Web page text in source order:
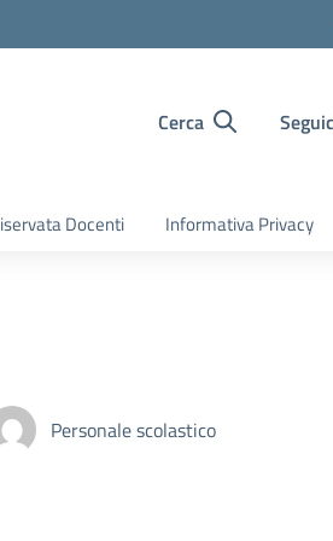
Cerca
Docenti Informativa Privacy
Personale scolastico